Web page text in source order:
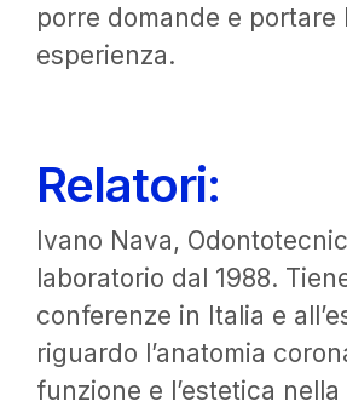
porre domande e portare
esperienza.
Relatori:
Ivano Nava,
laboratorio dal 1988.
conferenze in Italia e
riguardo l’anatomia
funzione e l’estetica